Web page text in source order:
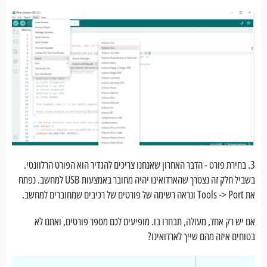
3. בחירת פורט - הדבר האחרון שאנחנו צריכים להגדיר הוא הפורט הרלוונטי.
בשביל חלק זה נצטרך שהארדואינו יהיה מחובר באמצעות USB למחשב. נפתח
את Tools -> Port ונראה רשימה של פורטים של רכיבים שמחוברים למחשב.
אם יש רק אחד, מעולה, תבחרו בו. מופיעים לכם מספר פורטים, ואתם לא
בטוחים איזה מהם שייך לארדואינו?